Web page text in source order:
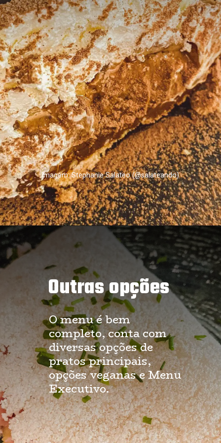
Imagem: Stephanie Salateo (@salateando)
Outras opções
O menu é bem
completo, conta com
diversas opções de
pratos principais,
opções veganas e Menu
Executivo.